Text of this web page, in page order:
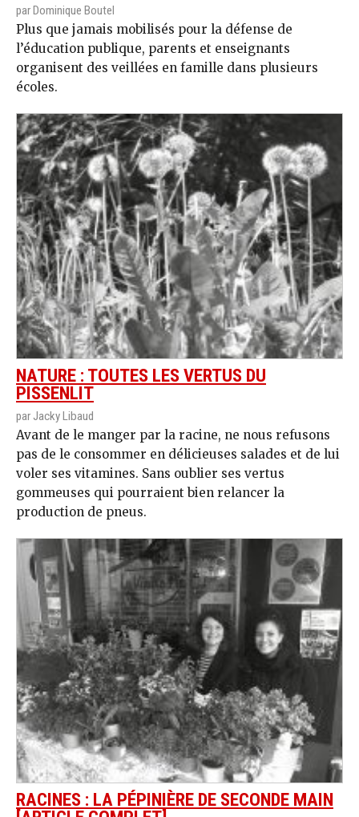
par Dominique Boutel
Plus que jamais mobilisés pour la défense de
l’éducation publique, parents et enseignants
organisent des veillées en famille dans plusieurs
écoles.
NATURE : TOUTES LES VERTUS DU
PISSENLIT
par Jacky Libaud
Avant de le manger par la racine, ne nous refusons
pas de le consommer en délicieuses salades et de lui
voler ses vitamines. Sans oublier ses vertus
gommeuses qui pourraient bien relancer la
production de pneus.
RACINES : LA PÉPINIÈRE DE SECONDE MAIN